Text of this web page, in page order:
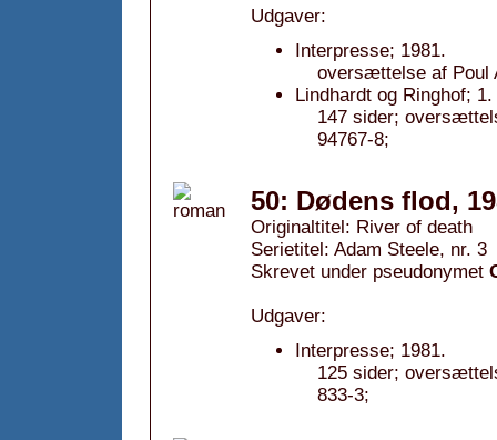
Udgaver:
Interpresse; 1981.
oversættelse af Poul
Lindhardt og Ringhof;
147 sider;
94767-8;
50: Dødens flod,
Originaltitel: River of death
Serietitel: Adam Steele, nr. 3
Skrevet under pseudonymet
Udgaver:
Interpresse; 1981.
125 sider;
833-3;